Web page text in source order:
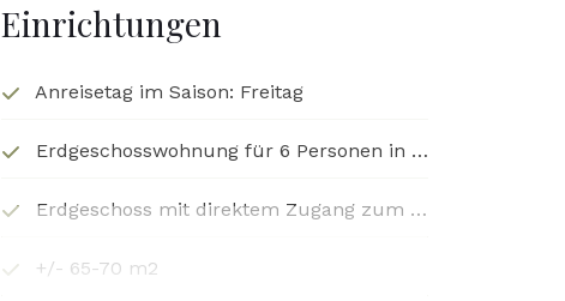
Einrichtungen
Anreisetag im Saison: Freitag
Erdgeschosswohnung für 6 Personen in einem Einfamilienhaus
Erdgeschoss mit direktem Zugang zum dahinter liegenden Garten
+/- 65-70 m2